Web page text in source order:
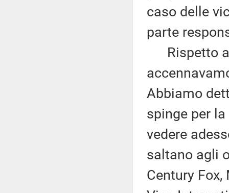
caso delle
parte
Rispetto
Abbiamo
spinge per
vedere
saltano agli
Century